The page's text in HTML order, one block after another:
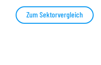
Zum Sektorvergleich